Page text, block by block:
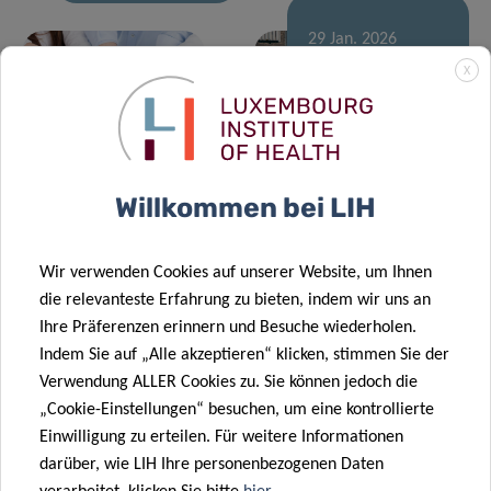
02 Feb. 2026
Ergebnisse
des FNR CORE
29 Jan. 2026
von
Grippeepidemien
in Luxemburg
14 Jan. 2026
Übersichtsarbeit
beleuchtet die
immunologische
Abfolge, die
Nahrungsmittelallergien
zugrunde liegt
08 Jan. 2026
Akkermansia
muciniphila :
Freund oder
Feind?
01 Dez. 2025
Neuer DII-
Leitartikel
untersucht
X
Willkommen bei LIH
Wir verwenden Cookies auf unserer Website, um Ihnen
die relevanteste Erfahrung zu bieten, indem wir uns an
Ihre Präferenzen erinnern und Besuche wiederholen.
Indem Sie auf „Alle akzeptieren“ klicken, stimmen Sie der
Verwendung ALLER Cookies zu. Sie können jedoch die
„Cookie-Einstellungen“ besuchen, um eine kontrollierte
Einwilligung zu erteilen. Für weitere Informationen
darüber, wie LIH Ihre personenbezogenen Daten